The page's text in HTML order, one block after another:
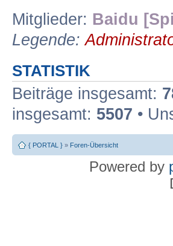
Mitglieder: Baidu
Legende:
STATISTIK
Beiträge insgesamt:
insgesamt: 5507 •
{ PORTAL } » Foren-Übersicht
Powered by